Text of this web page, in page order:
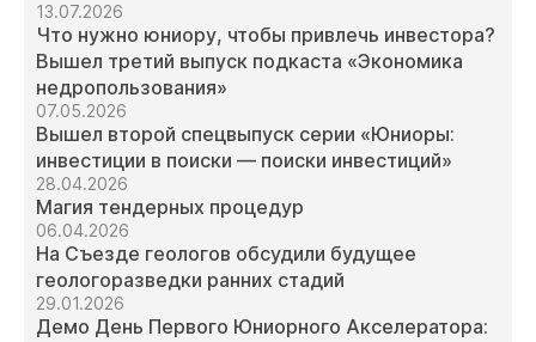
13.07.2026
Что нужно юниору, чтобы привлечь инвестора?
Вышел третий выпуск подкаста «Экономика
недропользования»
07.05.2026
Вышел второй спецвыпуск серии «Юниоры:
инвестиции в поиски — поиски инвестиций»
28.04.2026
Магия тендерных процедур
06.04.2026
На Съезде геологов обсудили будущее
геологоразведки ранних стадий
29.01.2026
Демо День Первого Юниорного Акселератора: